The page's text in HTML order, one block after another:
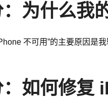
为什么我
不可用”的主要原因是
如何修复